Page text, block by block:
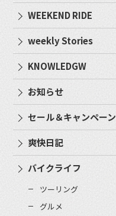
WEEKEND RIDE
weekly Stories
KNOWLEDGW
お知らせ
セール＆キャンペーン
爽快日記
バイクライフ
ツーリング
グルメ